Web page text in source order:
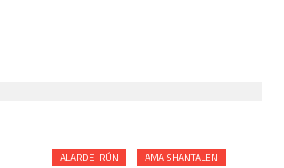
ALARDE IRÚN AMA SHANTALEN